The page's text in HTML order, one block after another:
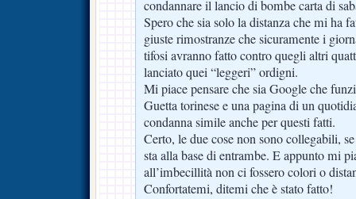
condannare il lancio di bombe carta di
Spero che sia solo la distanza che mi ha
giuste rimostranze che sicuramente i
tifosi avranno fatto contro quegli altri
lanciato quei “leggeri” ordigni.
Mi piace pensare che sia Google che
Guetta torinese e una pagina di un
condanna simile anche per questi fatti.
Certo, le due cose non sono collegabili,
sta alla base di entrambe. E appunto mi
all’imbecillità non ci fossero colori o
Confortatemi, ditemi che è stato fatto!